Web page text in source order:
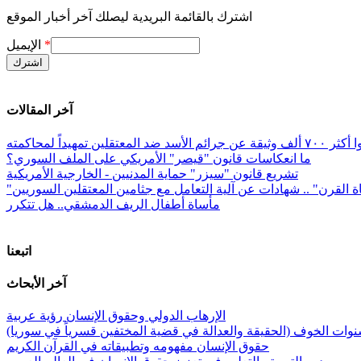
اشترك بالقائمة البريدية ليصلك آخر أخبار الموقع
*
آخر المقالات
تمهيداً لمحاكمته
ما انعكاسات قانون "قيصر" الأمريكي على الملف السوري؟
تشريع قانون "سيزر" حماية المدنيين - الخارجية الأمريكية
القرن" .. شهادات عن آلية التعامل مع جثامين المعتقلين السوريين
مأساة أطفال الريف الدمشقي.. هل تتكرر
اتبعنا
آخر الأبحاث
الإرهاب الدولي وحقوق الإنسان رؤية عربية
الخوف (الحقيقة والعدالة في قضية المختفين قسرياً في سوريا)
حقوق الإنسان مفهومه وتطبيقاته في القرآن الكريم